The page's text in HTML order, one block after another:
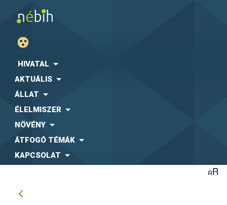
HIVATAL
AKTUÁLIS
ÁLLAT
ÉLELMISZER
NÖVÉNY
ÁTFOGÓ TÉMÁK
KAPCSOLAT